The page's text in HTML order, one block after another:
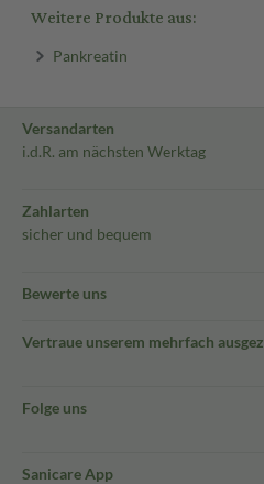
Weitere Produkte aus:
Pankreatin
Versandarten
i.d.R. am nächsten Werktag
Zahlarten
sicher und bequem
Bewerte uns
Vertraue unserem mehrfach
Folge uns
Sanicare App